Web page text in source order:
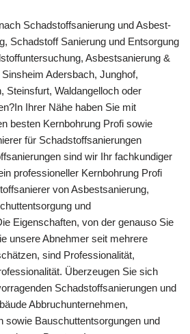
Schadstoffsanierung und Asbest-
Schadstoff Sanierung und Entsorgung
Asbestsanierung &
Adersbach, Junghof,
Steinsfurt, Waldangelloch oder
Ihrer Nähe haben Sie mit
besten Kernbohrung Profi sowie
für Schadstoffsanierungen
sind wir Ihr fachkundiger
professioneller Kernbohrung Profi
von Asbestsanierung,
und
Eigenschaften, von der genauso Sie
unsere Abnehmer seit mehrere
sind Professionalität,
Überzeugen Sie sich
Schadstoffsanierungen und
Abbruchunternehmen,
sowie Bauschuttentsorgungen und